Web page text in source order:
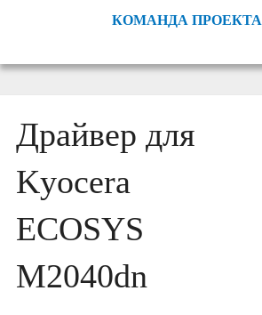
КОМАНДА ПРОЕКТА
Драйвер для
Kyocera
ECOSYS
M2040dn